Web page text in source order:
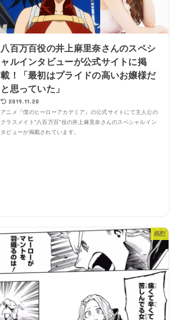
八百万百役の井上麻里奈さんのスペシ
ャルインタビューが公式サイトに掲
載！「最初はプライドの高いお嬢様だ
と思っていた」
2019.11.20
アニメ『僕のヒーローアカデミア』の公式サイトにて主人公の
クラスメイト”八百万百”役の井上麻里奈さんのスペシャルイン
タビューが掲載されています。
感想